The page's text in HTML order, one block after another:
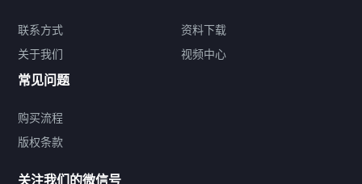
联系方式
热门标签
联系方式
关于我们
资料下载
视频中心
常见问题
购买流程
版权条款
关注我们的微信号